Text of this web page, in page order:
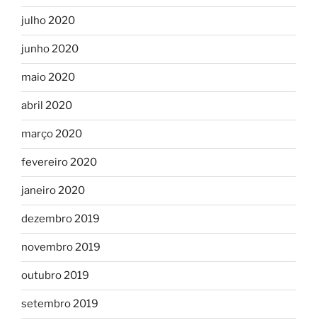
julho 2020
junho 2020
maio 2020
abril 2020
março 2020
fevereiro 2020
janeiro 2020
dezembro 2019
novembro 2019
outubro 2019
setembro 2019